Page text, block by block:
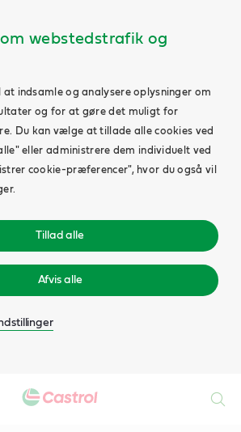
webstedstrafik og
indsamle og analysere oplysninger om
og for at gøre det muligt for
Du kan vælge at tillade alle cookies ved
eller administrere dem individuelt ved
cookie-præferencer", hvor du også vil
Tillad alle
Afvis alle